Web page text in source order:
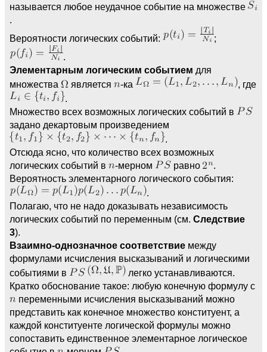
называется любое неудачное событие на множестве
.
Вероятности логических событий:
;
.
Элементарным логическим событием для
множества
является -ка
, где
.
Множество всех возможных логических событий в
задано декартовым произведением
.
Отсюда ясно, что количество всех возможных
логических событий в
-мерном равно
.
Вероятность элементарного логического события:
.
Полагаю, что не надо доказывать независимость
логических событий по переменным (см. Следствие
3).
Взаимно-однозначное соответствие между
формулами исчисления высказываний и логическими
событиями в
легко устанавливаются.
Кратко обоснование такое: любую конечную формулу с
переменными исчисления высказываний можно
представить как конечное множество конституент, а
каждой конституенте логической формулы можно
сопоставить единственное элементарное логическое